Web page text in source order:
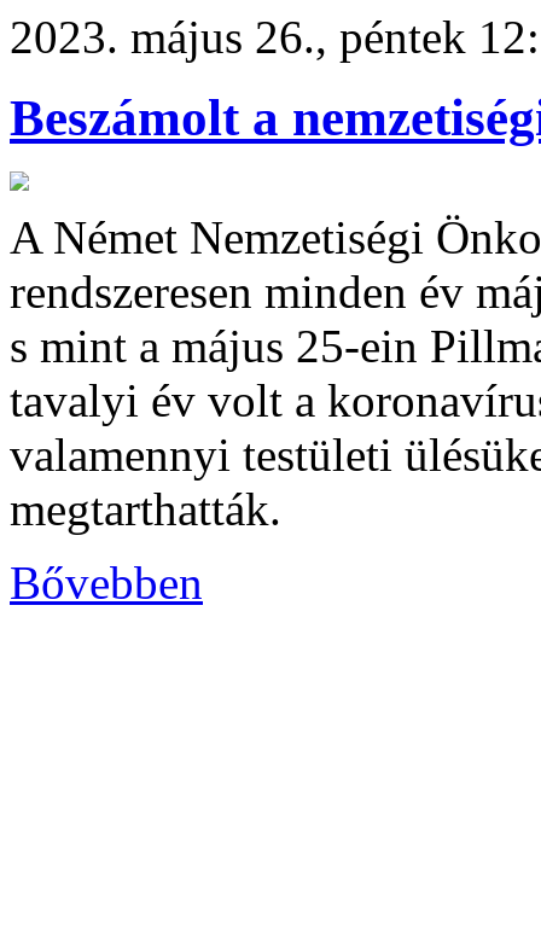
2023. május 26., péntek
Beszámolt a
A Német Nemzetiségi
rendszeresen minden év
s mint a május 25-ein
tavalyi év volt a
valamennyi testületi
megtarthatták.
Bővebben